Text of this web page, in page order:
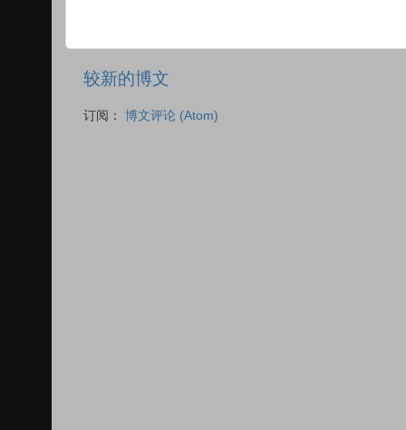
较新的博文
订阅： 博文评论 (Atom)